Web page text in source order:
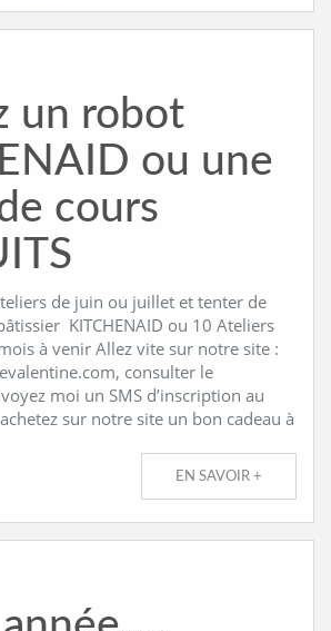
un robot
ou une
cours
de juin ou juillet et tenter de
KITCHENAID ou 10 Ateliers
à venir Allez vite sur notre site :
consulter le
moi un SMS d’inscription au
sur notre site un bon cadeau à
EN SAVOIR +